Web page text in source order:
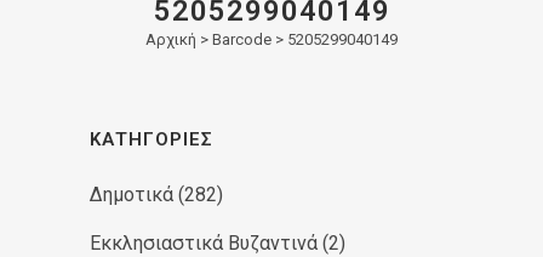
5205299040149
Αρχική > Barcode > 5205299040149
ΚΑΤΗΓΟΡΊΕΣ
Δημοτικά (282)
Εκκλησιαστικά Βυζαντινά (2)